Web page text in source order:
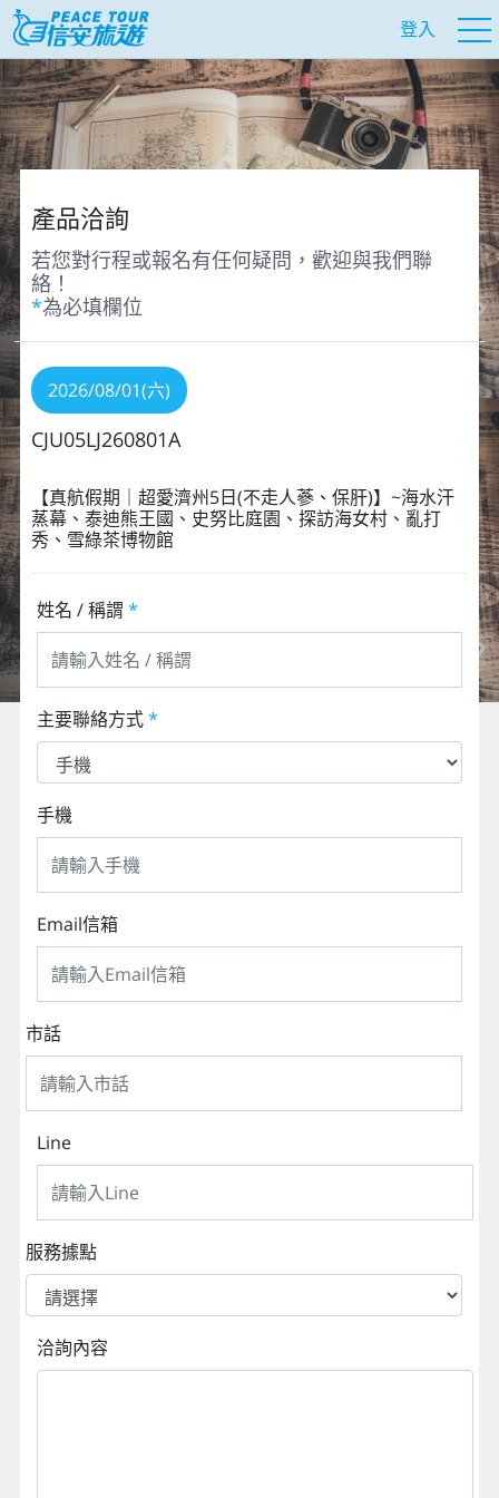
登入
產品洽詢
若您對行程或報名有任何疑問，歡迎與我們聯
絡！
*為必填欄位
2026/08/01(六)
CJU05LJ260801A
【真航假期｜超愛濟州5⽇(不走人蔘、保肝)】~海水汗
蒸幕、泰迪熊王國、史努比庭園、探訪海女村、亂打
秀、雪綠茶博物館
姓名 / 稱謂 *
主要聯絡方式*
手機
Email信箱
市話
Line
服務據點
洽詢內容